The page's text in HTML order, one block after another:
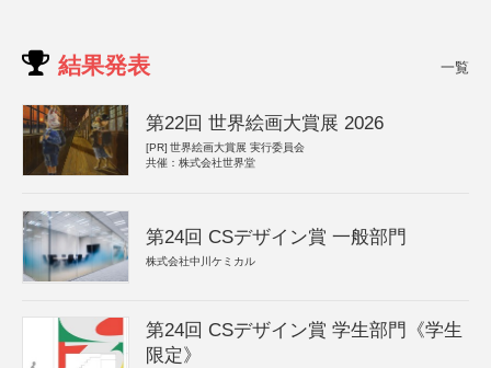
結果発表 一覧
第22回 世界絵画大賞展 2026
[PR] 世界絵画大賞展 実行委員会
共催：株式会社世界堂
第24回 CSデザイン賞 一般部門
株式会社中川ケミカル
第24回 CSデザイン賞 学生部門《学生
限定》